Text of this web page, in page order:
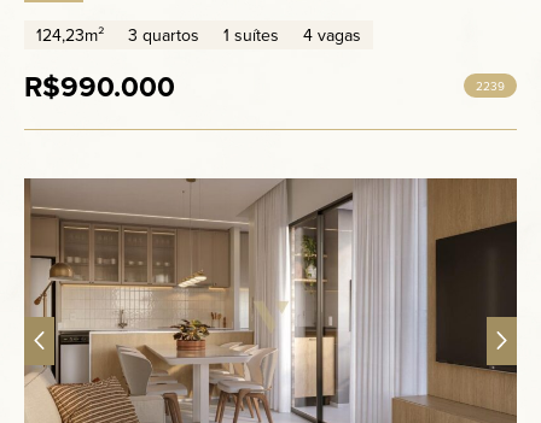
124,23m² 3 quartos 1 suítes 4 vagas
R$990.000 2239